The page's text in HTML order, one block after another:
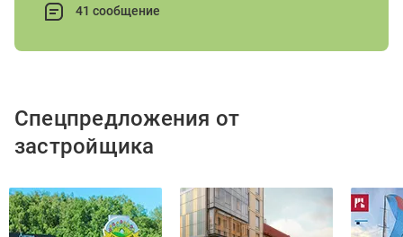
41 сообщение
Спецпредложения от
застройщика